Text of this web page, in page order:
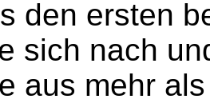
den ersten
sich nach
aus mehr